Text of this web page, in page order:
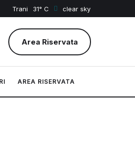
Trani 31 clear sky
Area Riservata
AREA RISERVATA